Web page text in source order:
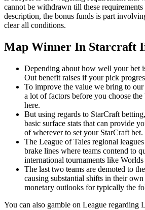
cannot be withdrawn till these
description, the bonus funds is part
clear all conditions.
Map Winner In Starcraft
Depending about how well your bet
Out benefit raises if your pick
To improve the value we bring to our
a lot of factors before you choose the
here.
But using regards to StarCraft
basic surface stats that can provide
of wherever to set your StarCraft bet.
The League of Tales regional
brake lines where teams contend to
international tournaments like
The last two teams are demoted to
causing substantial shifts in their
monetary outlooks for typically the
You can also gamble on League regarding